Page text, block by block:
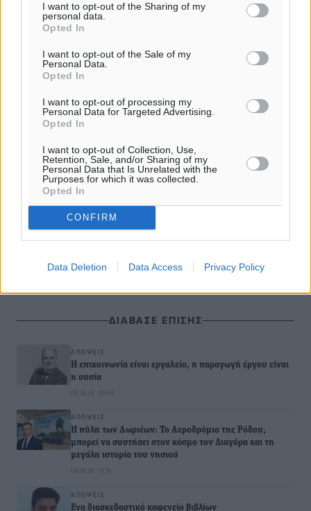
I want to opt-out of the Sharing of my
personal data.
Opted In
I want to opt-out of the Sale of my
Personal Data.
Opted In
I want to opt-out of processing my
Personal Data for Targeted Advertising.
Opted In
I want to opt-out of Collection, Use,
Retention, Sale, and/or Sharing of my
Personal Data that Is Unrelated with the
Purposes for which it was collected.
Opted In
CONFIRM
Data Deletion Data Access Privacy Policy
ΣΧΕΤΙΚΆ
Ο Ρόλος του Τεχνικού Επιμελητηρίου Ελλάδας στην Υπόθεση
Καθοριστικός ο ρόλος της Ελλάδας στη διαμόρφωση
Η Υπογραφή Συμφωνίας ΑΟΖ μεταξύ Ελλάδας και Κυπριακής
Δημοκρατίας: Μια νόμιμη και αναγκαία πολιτική κίνηση
της…
Γάζα: Ο ρόλος του Ερυθρού Σταυρού στην εφαρμογή της
ΔΙΑΒΑΣΕ ΕΠΙΣΗΣ
ΑΠΌΨΕΙΣ
Η επικοινωνία είναι εργαλείο, η παραγωγή έργου είναι
η ουσία
05.08.26 · 09:34
ΑΠΌΨΕΙΣ
Η πύλη των Δωριέων: Το Αεροδρόμιο της Ρόδου,
μπορεί να συστήσει στον κόσμο τον Διαγόρα και τη
μεγάλη ιστορία του νησιού
04.08.26 · 13:19
ΑΠΌΨΕΙΣ
Ενα διασκεδαστικό καφενείο βιβλίων